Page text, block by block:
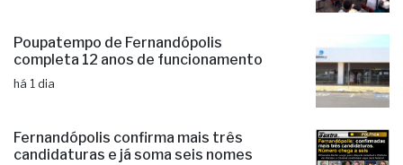
Poupatempo de Fernandópolis
completa 12 anos de funcionamento
há 1 dia
Fernandópolis confirma mais três
candidaturas e já soma seis nomes